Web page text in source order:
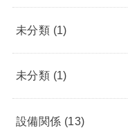
未分類 (1)
未分類 (1)
設備関係 (13)